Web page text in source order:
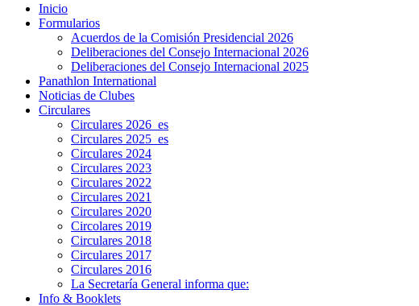
Inicio
Formularios
Acuerdos de la Comisión Presidencial 2026
Deliberaciones del Consejo Internacional 2026
Deliberaciones del Consejo Internacional 2025
Panathlon International
Noticias de Clubes
Circulares
Circulares 2026_es
Circulares 2025_es
Circulares 2024
Circulares 2023
Circulares 2022
Circulares 2021
Circulares 2020
Circolares 2019
Circulares 2018
Circulares 2017
Circulares 2016
La Secretaría General informa que:
Info & Booklets